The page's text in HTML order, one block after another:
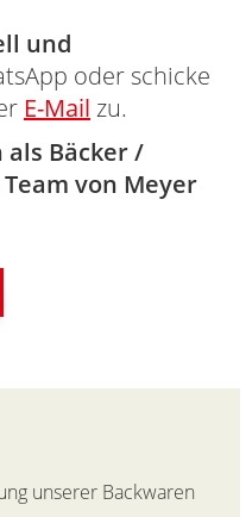
und
oder schicke
E-Mail zu.
Bäcker /
von Meyer
unserer Backwaren